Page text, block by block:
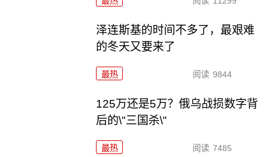
泽连斯基的时间不多了，最艰难
的冬天又要来了
最热 阅读 9844
125万还是5万？俄乌战损数字背
后的\"三国杀\"
最热 阅读 7485